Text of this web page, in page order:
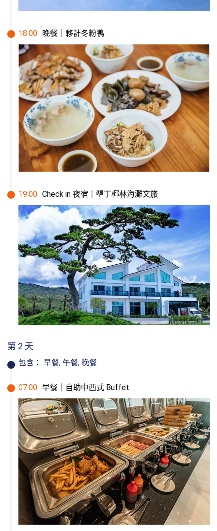
18:00 晚餐｜夥計冬粉鴨
19:00 Check in 夜宿｜墾丁椰林海灘文旅
第 2 天
包含： 早餐, 午餐, 晚餐
07:00 早餐｜自助中西式 Buffet